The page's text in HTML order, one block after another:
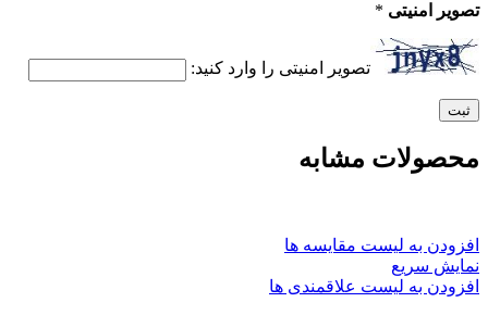
تصویر امنیتی *
تصویر امنیتی را وارد کنید:
محصولات مشابه
افزودن به لیست مقایسه ها
نمایش سریع
افزودن به لیست علاقمندی ها